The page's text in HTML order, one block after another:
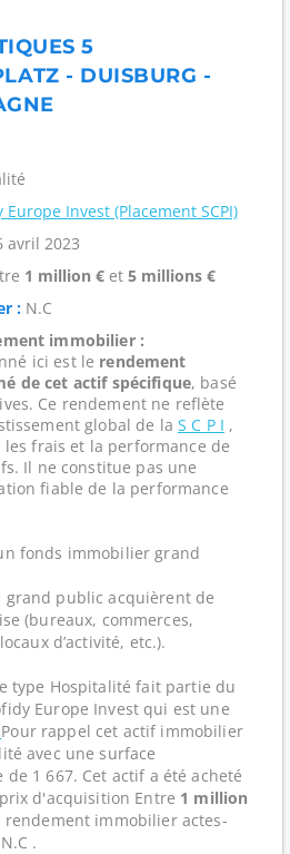
5
- DUISBURG -
Europe Invest (Placement SCPI)
avril 2023
1 million €et 5 millions €
:N.C
immobilier :
ici est le rendement
de cet actif spécifique, basé
Ce rendement ne reflète
global de la S C P I ,
frais et la performance de
Il ne constitue pas une
fiable de la performance
fonds immobilier grand
grand public acquièrent de
(bureaux, commerces,
d’activité, etc.).
type Hospitalité fait partie du
Europe Invest qui est une
Pour rappel cet actif immobilier
avec une surface
1 667. Cet actif a été acheté
d'acquisition Entre 1 million
immobilier actes-
.